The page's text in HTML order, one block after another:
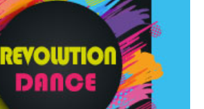
Dance
contemporanea – I Edizione